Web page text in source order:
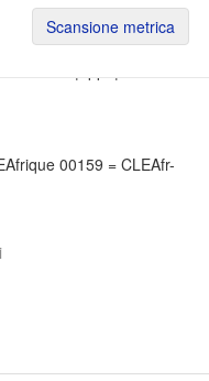
Scansione metrica
CE|appe|0150
00159 = CLEAfr-